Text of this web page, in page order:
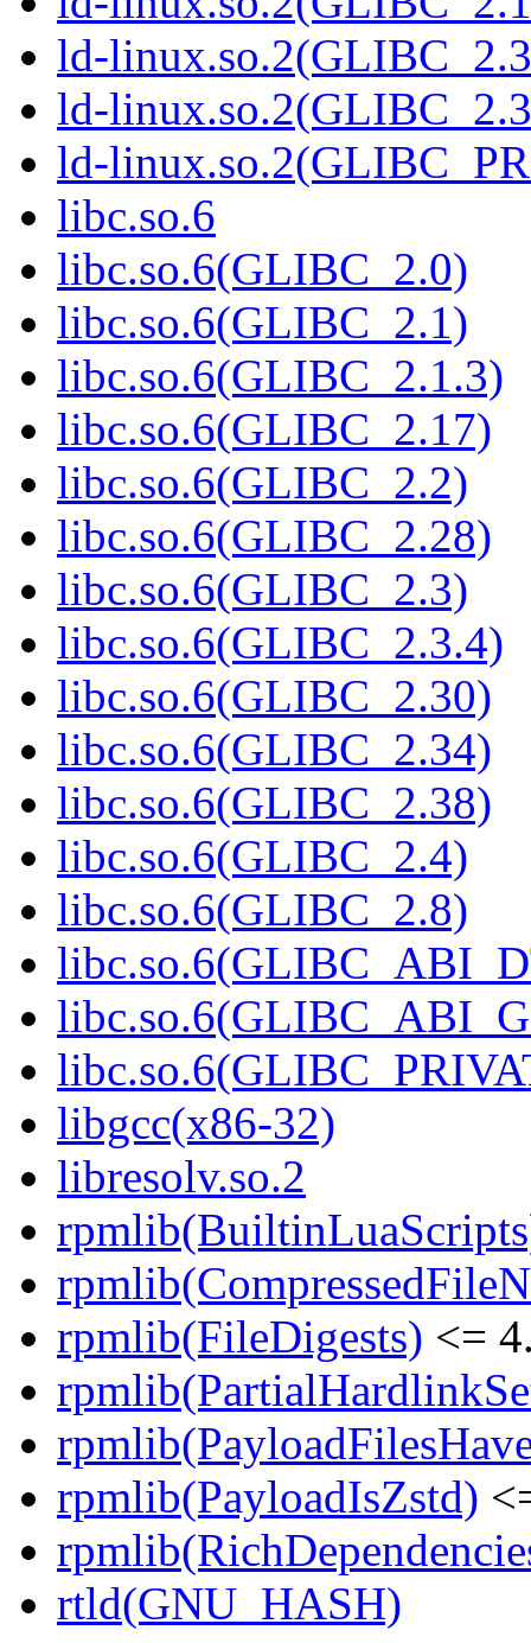
ld-
ld-
ld-
libc.so.6
libc.so.6(GLIBC_2.0)
libc.so.6(GLIBC_2.1)
libc.so.6(GLIBC_2.1.3)
libc.so.6(GLIBC_2.17)
libc.so.6(GLIBC_2.2)
libc.so.6(GLIBC_2.28)
libc.so.6(GLIBC_2.3)
libc.so.6(GLIBC_2.3.4)
libc.so.6(GLIBC_2.30)
libc.so.6(GLIBC_2.34)
libc.so.6(GLIBC_2.38)
libc.so.6(GLIBC_2.4)
libc.so.6(GLIBC_2.8)
libgcc(x86-32)
libresolv.so.2
rpmlib(FileDigests) <=
rpmlib(PayloadIsZstd)
rtld(GNU_HASH)